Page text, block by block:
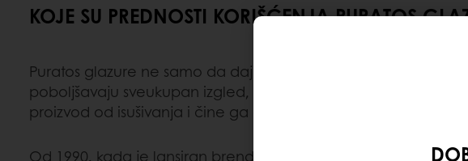
KOJE SU PREDNOSTI KORIŠĆENJA PURATOS
Puratos glazure ne samo da daju sjaj, naglašavaju boju
poboljšavaju sveukupan izgled, nego utiču i na ukus i
proizvod od isušivanja i čine ga duže svežim.
Od 1990. kada je lansiran brend Miroir, proširili smo ponudu